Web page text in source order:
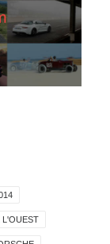
L'OUEST